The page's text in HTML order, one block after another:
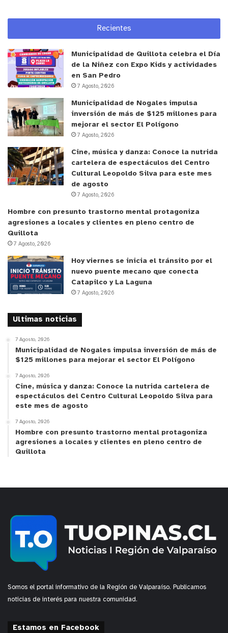
Quienes lleguen a esta jornada podrán ser parte
de la corrida recreativa familiar por un circuito de
2 kilómetros que considerará tanto el interior
como exterior del recinto deportivo, pudiendo
hacer el recorrido caminando, corriendo,
eligiéndose una ruta ideal adaptada para todos
ellos.
De manera paralela, tanto en la previa como tras
la carrera, también existirán estaciones donde
podrán vivir una serie de experiencias sensoriales
y motrices, mientras que en otro sector podrán
unificado, baile entretenido, además de otras
sorpresas y stands informativos con diferentes
servicios, además de la necesaria hidratación en
días de alta temperatura. Cabe recordar que este
evento se lleva a cabo en el marco del Día
Internacional de la Discapacidad, establecido para
personas en todos los ámbitos de la sociedad,
aumentando de paso la concientización sobre su
situación.
y tú, ¿qué opinas?
Recientes
Municipalidad de Quillota celebra el Día
de la Niñez con Expo Kids y actividades
en San Pedro
7 Agosto, 2026
Municipalidad de Nogales impulsa
inversión de más de $125 millones para
mejorar el sector El Polígono
7 Agosto, 2026
Cine, música y danza: Conoce la nutrida
cartelera de espectáculos del Centro
Cultural Leopoldo Silva para este mes
de agosto
7 Agosto, 2026
Hombre con presunto trastorno mental protagoniza
agresiones a locales y clientes en pleno centro de
Quillota
7 Agosto, 2026
Hoy viernes se inicia el tránsito por el
nuevo puente mecano que conecta
Catapilco y La Laguna
7 Agosto, 2026
Ultimas noticias
7 Agosto, 2026
Municipalidad de Nogales impulsa inversión de más de
$125 millones para mejorar el sector El Polígono
7 Agosto, 2026
Cine, música y danza: Conoce la nutrida cartelera de
espectáculos del Centro Cultural Leopoldo Silva para
este mes de agosto
7 Agosto, 2026
Hombre con presunto trastorno mental protagoniza
agresiones a locales y clientes en pleno centro de
Quillota
Somos el portal informativo de la Región de Valparaíso. Publicamos
noticias de interés para nuestra comunidad.
Estamos en Facebook